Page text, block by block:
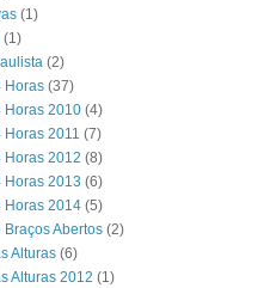
(1)
(1)
(2)
Horas (37)
Horas 2010 (4)
2011 (7)
Horas 2012 (8)
Horas 2013 (6)
Horas 2014 (5)
Abertos (2)
Alturas (6)
Alturas 2012 (1)